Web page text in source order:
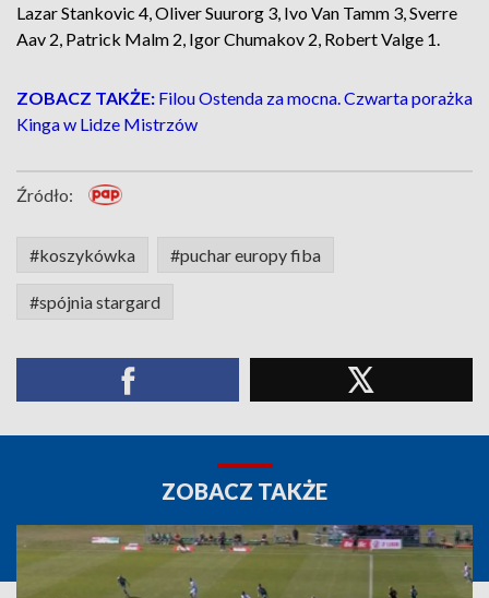
Lazar Stankovic 4, Oliver Suurorg 3, Ivo Van Tamm 3, Sverre
Aav 2, Patrick Malm 2, Igor Chumakov 2, Robert Valge 1.
ZOBACZ TAKŻE: Filou Ostenda za mocna. Czwarta porażka
Kinga w Lidze Mistrzów
Źródło:
#koszykówka #puchar europy fiba
#spójnia stargard
ZOBACZ TAKŻE